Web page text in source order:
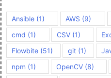
Ansible (1) AWS (9)
cmd (1) CSV (1)
Flowbite (51) git (1)
npm (1) OpenCV(8)